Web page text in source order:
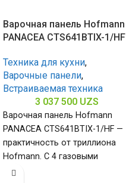
Варочная панель Hofmann
PANACEA CTS641BTIX-1/HF
Техника для кухни,
Варочные панели,
Встраиваемая техника
3 037 500 UZS
Варочная панель Hofmann
PANACEA CTS641BTIX-1/HF —
практичность от триллиона
Hofmann. С 4 газовыми
конфорками и поверхностью